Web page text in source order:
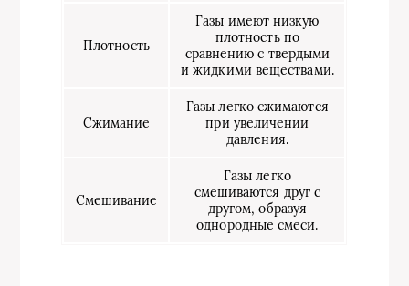
Плотность
Газы имеют низкую
плотность по
сравнению с твердыми
и жидкими веществами.
Сжимание
Газы легко сжимаются
при увеличении
давления.
Смешивание
Газы легко
смешиваются друг с
другом, образуя
однородные смеси.